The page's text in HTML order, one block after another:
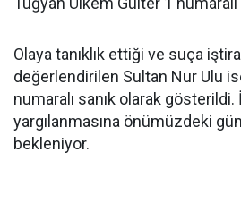
Olaya tanıklık ettiği ve suça
değerlendirilen Sultan Nur Ulu
numaralı sanık olarak gösterildi.
yargılanmasına önümüzdeki
bekleniyor.